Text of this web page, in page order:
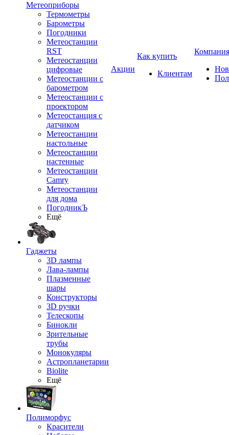
Метеоприборы
Термометры
Барометры
Погодники
Метеостанции
RST
Метеостанции
цифровые
Метеостанции с
барометром
Метеостанции с
проектором
Метеостанция с
датчиком
Метеостанции
настольные
Метеостанции
настенные
Метеостанции
Camry
Метеостанции
для дома
ПогодникЪ
Ещё
Гаджеты
3D лампы
Лава-лампы
Плазменные
шары
Конструкторы
3D ручки
Телескопы
Бинокли
Зрительные
трубы
Монокуляры
Астропланетарии
Biolite
Ещё
Полиморфус
Красители
Акции
Как купить
Клиентам
Компания